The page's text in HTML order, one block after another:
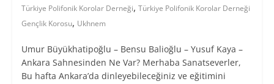
Türkiye Polifonik Korolar Derneği, Türkiye Polifonik Korolar Derneği
Gençlik Korosu, Ukhnem
Umur Büyükhatipoğlu – Bensu Balioğlu – Yusuf Kaya –
Ankara Sahnesinden Ne Var? Merhaba Sanatseverler, ​
Bu hafta Ankara’da dinleyebileceğiniz ve eğitimini